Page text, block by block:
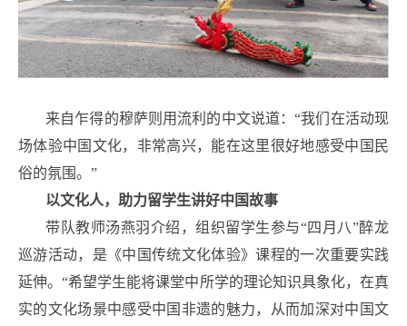
来自乍得的穆萨则用流利的中文说道：“我们在活动现
场体验中国文化，非常高兴，能在这里很好地感受中国民
俗的氛围。”
以文化人，助力留学生讲好中国故事
带队教师汤燕羽介绍，组织留学生参与“四月八”醉龙
巡游活动，是《中国传统文化体验》课程的一次重要实践
延伸。“希望学生能将课堂中所学的理论知识具象化，在真
实的文化场景中感受中国非遗的魅力，从而加深对中国文